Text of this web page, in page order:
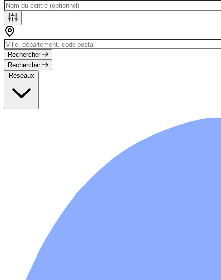
Rechercher
Rechercher
Réseaux